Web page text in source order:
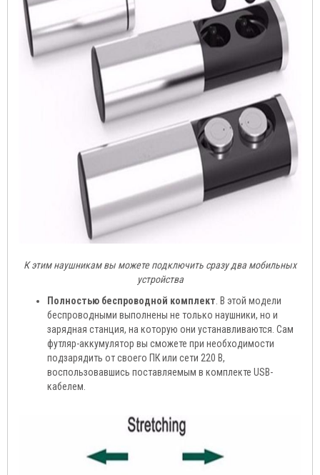
К этим наушникам вы можете подключить сразу два мобильных
устройства
Полностью беспроводной комплект. В этой модели
беспроводными выполнены не только наушники, но и
зарядная станция, на которую они устанавливаются. Сам
футляр-аккумулятор вы сможете при необходимости
подзарядить от своего ПК или сети 220 В,
воспользовавшись поставляемым в комплекте USB-
кабелем.